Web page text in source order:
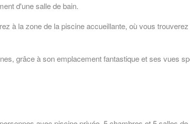
d'une salle de bain.
à la zone de la piscine accueillante, où vous
grâce à son emplacement fantastique et ses vues